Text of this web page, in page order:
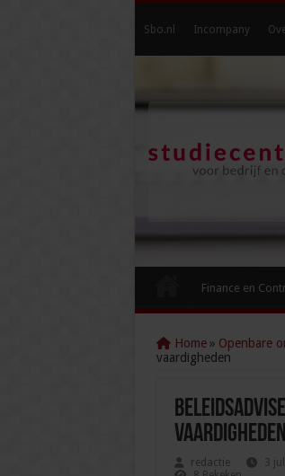
Sbo.nl Incompany
Finance en
Home » Openbare
vaardigheden
vaardigheden
redactie 3